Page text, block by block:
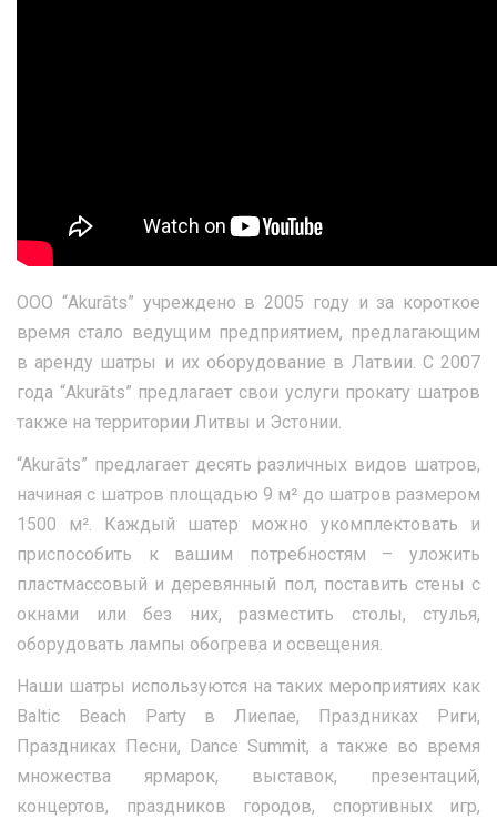
ООО “Akurāts” учреждено в 2005 году и за короткое
время стало ведущим предприятием, предлагающим
в аренду шатры и их оборудование в Латвии. С 2007
года “Akurāts” предлагает свои услуги прокату шатров
также на территории Литвы и Эстонии.
“Akurāts” предлагает десять различных видов шатров,
начиная с шатров площадью 9 м² до шатров размером
1500 м². Каждый шатер можно укомплектовать и
приспособить к вашим потребностям – уложить
пластмассовый и деревянный пол, поставить стены с
окнами или без них, разместить столы, стулья,
оборудовать лампы обогрева и освещения.
Наши шатры используются на таких мероприятиях как
Baltic Beach Party в Лиепае, Праздниках Риги,
Праздниках Песни, Dance Summit, а также во время
множества ярмарок, выставок, презентаций,
концертов, праздников городов, спортивных игр,